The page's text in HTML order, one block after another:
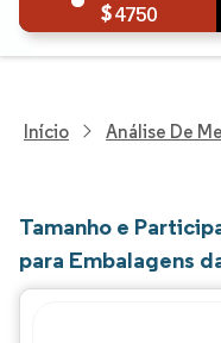
4750
Início Análise De
Tamanho e
para Embalagens